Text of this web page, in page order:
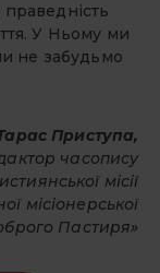
У Ньому ми
не забудьмо
Приступа,
часопису
місії
місіонерської
Пастиря»